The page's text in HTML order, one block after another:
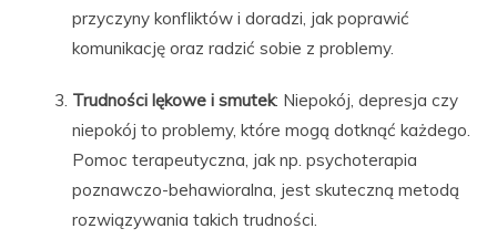
przyczyny konfliktów i doradzi, jak poprawić
komunikację oraz radzić sobie z problemy.
Trudności lękowe i smutek: Niepokój, depresja czy
niepokój to problemy, które mogą dotknąć każdego.
Pomoc terapeutyczna, jak np. psychoterapia
poznawczo-behawioralna, jest skuteczną metodą
rozwiązywania takich trudności.